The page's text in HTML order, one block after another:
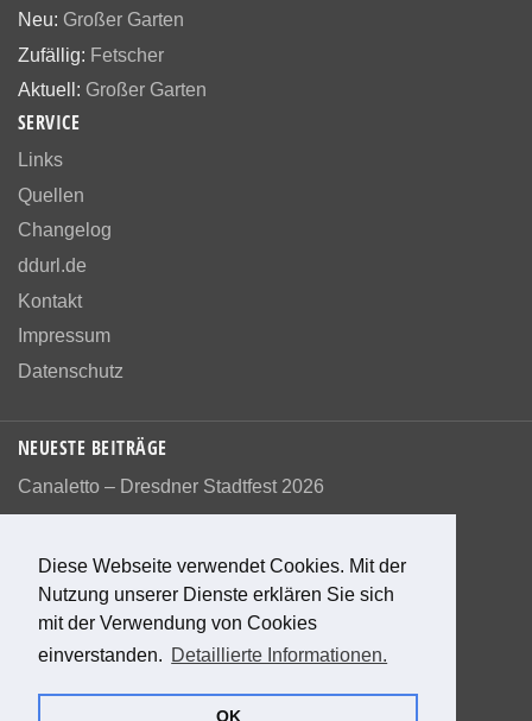
Diese Webseite verwendet Cookies. Mit der
Nutzung unserer Dienste erklären Sie sich
mit der Verwendung von Cookies
einverstanden. Detaillierte Informationen.
OK
Neu: Großer Garten
Zufällig: Fetscher
Aktuell: Großer Garten
SERVICE
Links
Quellen
Changelog
ddurl.de
Kontakt
Impressum
Datenschutz
NEUESTE BEITRÄGE
Canaletto – Dresdner Stadtfest 2026
Bewerte diese Seite